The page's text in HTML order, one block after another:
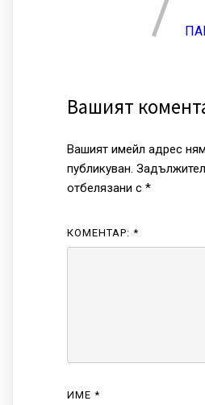
Вашият
Вашият имейл адрес
публикуван.
отбелязани с *
КОМЕНТАР: *
ИМЕ *